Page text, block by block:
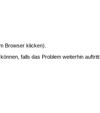
Browser klicken).
falls das Problem weiterhin auftritt.